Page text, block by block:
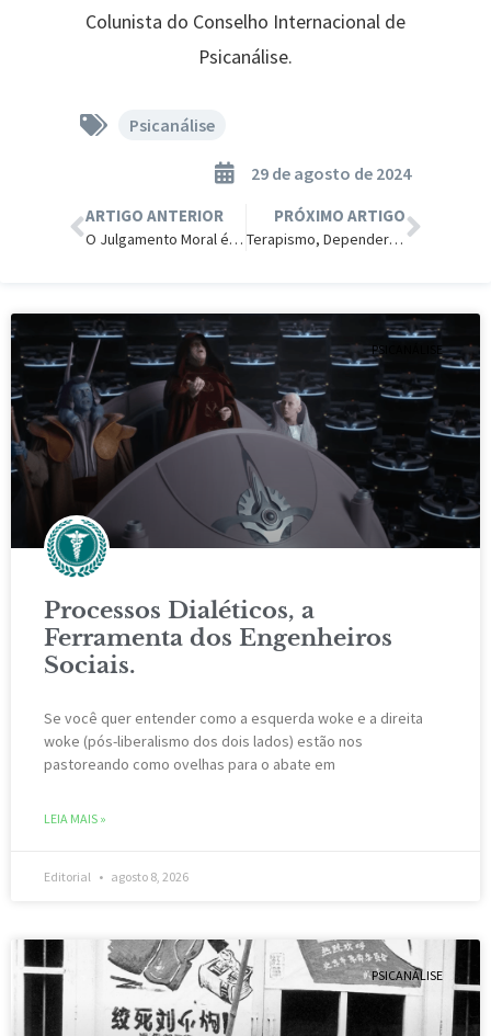
Colunista do Conselho Internacional de
Psicanálise.
Psicanálise
29 de agosto de 2024
ARTIGO ANTERIOR
O Julgamento Moral é Necessário
PRÓXIMO ARTIGO
Terapismo, Depender dos Outros e da Indústria Farmacêutica.
PSICANÁLISE
Processos Dialéticos, a
Ferramenta dos Engenheiros
Sociais.
Se você quer entender como a esquerda woke e a direita
woke (pós-liberalismo dos dois lados) estão nos
pastoreando como ovelhas para o abate em
LEIA MAIS »
Editorial agosto 8, 2026
PSICANÁLISE